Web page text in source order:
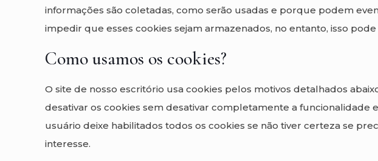
informações são coletadas, como serão usadas e porque podem
impedir que esses cookies sejam armazenados, no entanto, isso
Como usamos os cookies?
O site de nosso escritório usa cookies pelos motivos detalhados
desativar os cookies sem desativar completamente a funcionalidade
usuário deixe habilitados todos os cookies se não tiver certeza se
interesse.